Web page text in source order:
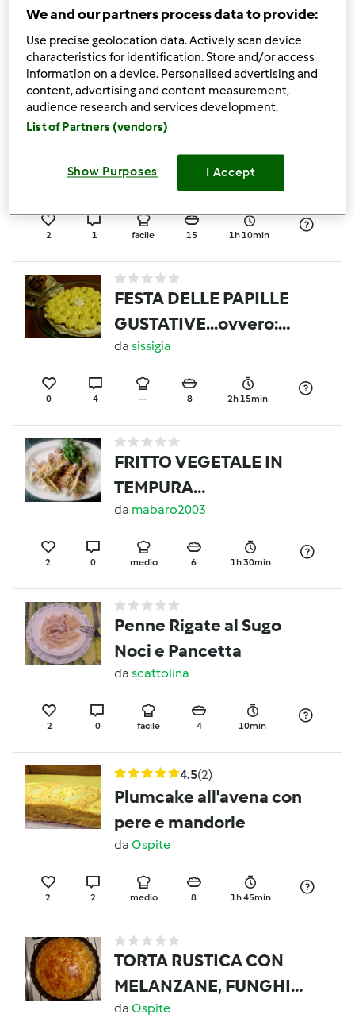
maiale affumicata)
dafrauhoratz
2 5 -- 4
4.4 (5)
Crêpes di zucchine e
ricotta con crema di
daOspite
2 1 facile 15 1h 10min
FESTA DELLE PAPILLE
GUSTATIVE...ovvero:
meringata mascarpone
e gianduia
da sissigia
0 4 -- 8 2h 15min
FRITTO VEGETALE IN
TEMPURA
ANALCOLICA e salsa
agrodolce
da mabaro2003
2 0 medio 6 1h 30min
Penne Rigate al Sugo
Noci e Pancetta
da scattolina
2 0 facile 4 10min
4.5(2)
Plumcake all'avena con
pere e mandorle
da Ospite
2 2 medio 8 1h 45min
TORTA RUSTICA CON
MELANZANE, FUNGHI E
POMODORI SECCHI
da Ospite
We and our partners process data to provide:
Use precise geolocation data. Actively scan device
characteristics for identification. Store and/or access
information on a device. Personalised advertising and
content, advertising and content measurement,
audience research and services development.
List of Partners (vendors)
Show Purposes I Accept